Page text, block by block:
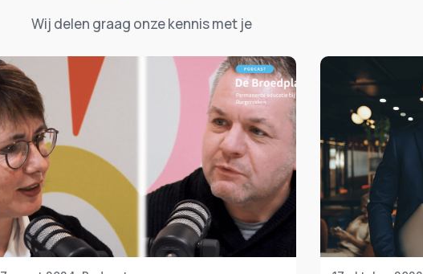
Wij delen graag onze kennis met je